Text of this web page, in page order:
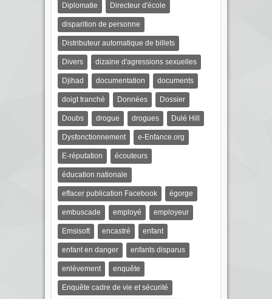
Diplomatie Directeur d'école
disparition de personne
Distributeur automatique de billets
Divers dizaine d'agressions sexuelles
Djihad documentation documents
doigt tranché Données Dossier
Doubs drogue drogues Dulé Hill
Dysfonctionnement e-Enfance.org
E-réputation écouteurs
éducation nationale
effacer publication Facebook égorge
embuscade employé employeur
Emsisoft encastré enfant
enfant en danger enfants disparus
enlèvement enquête
Enquête cadre de vie et sécurité